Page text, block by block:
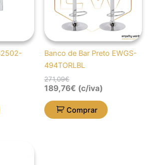
Banco de Bar Preto EWGS-
494TORLBL
271,09€
189,76€ (c/iva)
Comprar